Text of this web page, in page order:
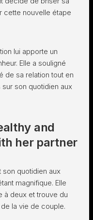
cette nouvelle étape
lui apporte un
Elle a souligné
de sa relation tout en
son quotidien aux
and
her partner
son quotidien aux
magnifique. Elle
à deux et trouve du
la vie de couple.